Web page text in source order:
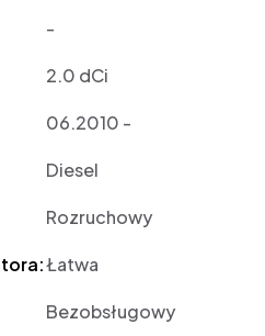
-
2.0 dCi
06.2010 -
Diesel
Rozruchowy
Łatwa
Bezobsługowy